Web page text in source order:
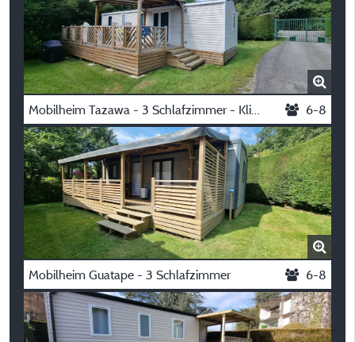
Mobilheim Tazawa - 3 Schlafzimmer - Klimaanlage 6-8
Mobilheim Guatape - 3 Schlafzimmer 6-8